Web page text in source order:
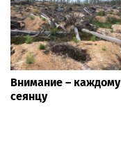
Внимание – каждому
сеянцу